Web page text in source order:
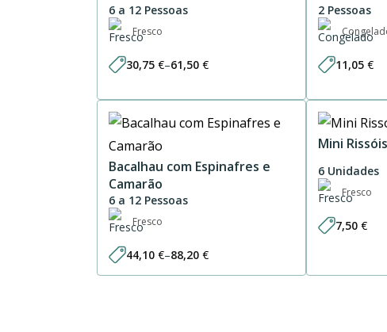
6 a 12 Pessoas
Fresco
30,75 €–61,50 €
Price
30,75 €
61,50 €
2 Pessoas
11,05 €
Bacalhau com Espinafres e
Camarão
6 a 12 Pessoas
Fresco
44,10 €–88,20 €
Price
range:
Mini
6 Unidades
Fresco
7,50 €